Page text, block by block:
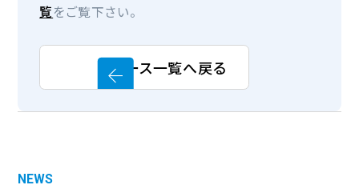
覧をご覧下さい。
ニュース一覧へ戻る
NEWS